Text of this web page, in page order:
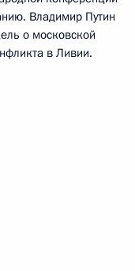
Владимир Путин
о московской
в Ливии.